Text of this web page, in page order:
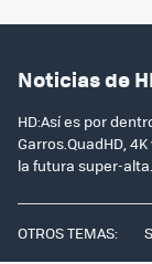
Noticias de
HD:Así es por
Garros.QuadHD,
la futura super-
OTROS TEMAS: